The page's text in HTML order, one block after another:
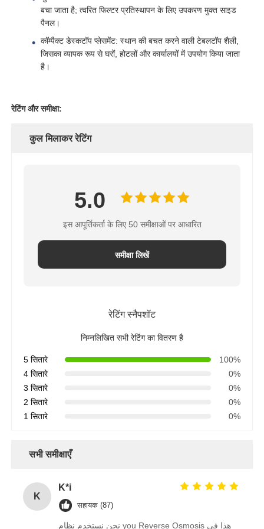
पानी फिल्टर कारतूस
आवासीय आरओ झिल्ली
यूवी जल नसबंदी
औद्योगिक आरओ झिल्ली
पानी को नरम करने वाला नमकीन टैंक
आयन विनिमय रेजिन
फ़िल्टर नियंत्रण वाल्व
निपीडमान
बचा जाता है; त्वरित फिल्टर प्रतिस्थापन के लिए उपकरण मुक्त साइड
पैनल।
कॉम्पैक्ट डेस्कटॉप प्लेसमेंट: स्थान की बचत करने वाली टेबलटॉप शैली,
जिसका व्यापक रूप से घरों, होटलों और कार्यालयों में उपयोग किया जाता
है।
रेटिंग और समीक्षा:
कुल मिलाकर रेटिंग
5.0
इस आपूर्तिकर्ता के लिए 50 समीक्षाओं पर आधारित
समीक्षा लिखें
रेटिंग स्नैपशॉट
निम्नलिखित सभी रेटिंग का वितरण है
5 सितारे
100%
4 सितारे
0%
3 सितारे
0%
2 सितारे
0%
1 सितारे
0%
सभी समीक्षाएँ
K
K*i
सहायक (87)
نحن نستخدم نظام you Reverse Osmosis هذا في